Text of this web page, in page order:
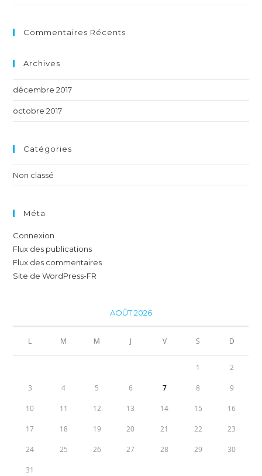
Commentaires Récents
Archives
décembre 2017
octobre 2017
Catégories
Non classé
Méta
Connexion
Flux des publications
Flux des commentaires
Site de WordPress-FR
AOÛT 2026
L M M J V S D
1 2
3 4 5 6 7 8 9
10 11 12 13 14 15 16
17 18 19 20 21 22 23
24 25 26 27 28 29 30
31